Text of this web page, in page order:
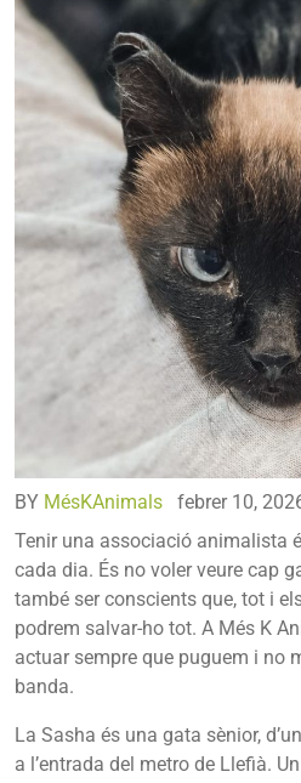
BY MésKAnimals
febrer 10,
Tenir una associació animalista
cada dia. És no voler veure cap
també ser conscients que, tot i
podrem salvar-ho tot. A Més K
actuar sempre que puguem i no
banda.
La Sasha és una gata sènior,
a l’entrada del metro de Llefià.